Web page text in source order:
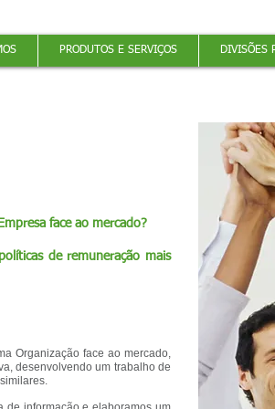
PRODUTOS E SERVIÇOS DIVISÕES
face ao mercado?
de remuneração mais
Organização face ao mercado,
desenvolvendo um trabalho de